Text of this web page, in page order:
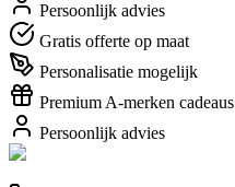
Persoonlijk advies
Gratis offerte op maat
Personalisatie mogelijk
Premium A-merken cadeaus
Persoonlijk advies